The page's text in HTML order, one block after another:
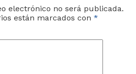
electrónico no será publicada.
están marcados con *